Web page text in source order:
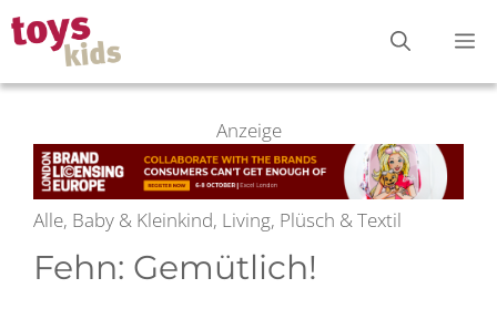
Zum
Inhalt
springen
Anzeige
Alle, Baby & Kleinkind, Living, Plüsch & Textil
Fehn: Gemütlich!